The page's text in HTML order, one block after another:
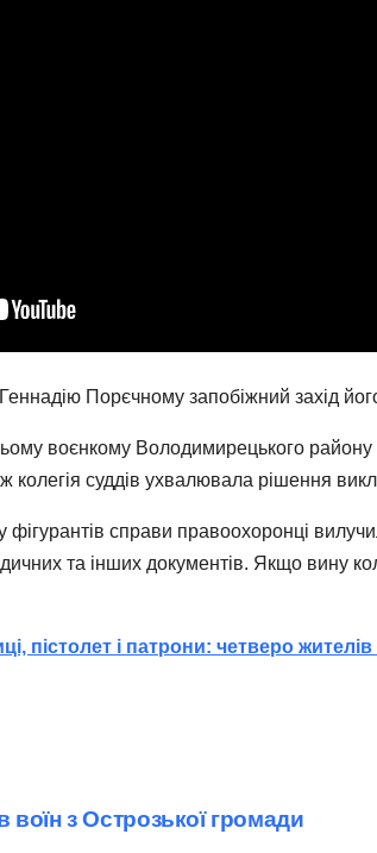
Порєчному запобіжний захід
воєнкому Володимирецького
колегія суддів ухвалювала рішення
справи правоохоронці
та інших документів. Якщо вину
пістолет і патрони: четверо
воїн з Острозької громади